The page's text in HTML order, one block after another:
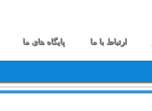
ارتباط با ما پایگاه های ما